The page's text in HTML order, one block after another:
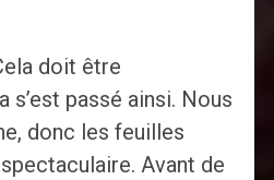
doit être
s’est passé ainsi. Nous
donc les feuilles
Avant de